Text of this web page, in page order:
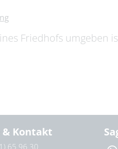
Friedhofs umgeben
& Kontakt
65 96 30